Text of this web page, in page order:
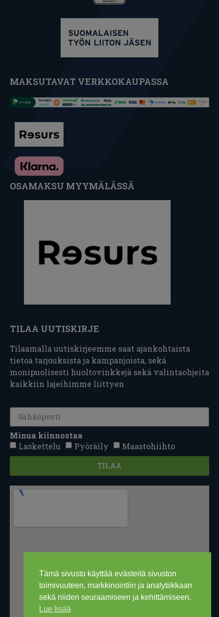
Tämä sivusto käyttää evästeitä sivuston
toimivuuteen, markkinointiin ja analytiikkaan
sekä niiden seuraamiseen ja kehittämiseen.
Lue lisää
MAKSUTAVAT VERKKOKAUPASSA
OSAMAKSU MYYMÄLÄSSÄ
TILAA UUTISKIRJE
Tilaamalla uutiskirjeemme saat ajankohtaista
tietoa tarjouksista ja kampanjoista, sekä
monipuolisesti huoltovinkkejä sekä valintaohjeita
kaikkiin lajeihimme liittyen
Minua kiinnostaa
Laskettelu
Pyöräily Maastohiihto
TILAA